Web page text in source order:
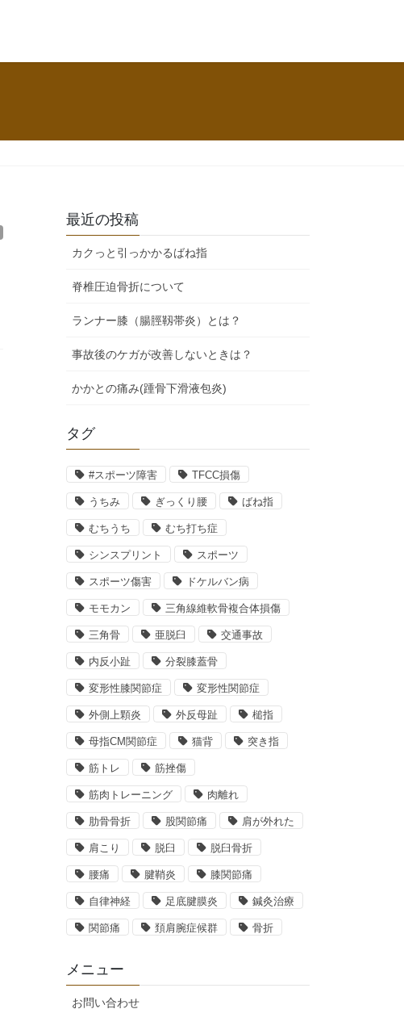
最近の投稿
カクっと引っかかるばね指
脊椎圧迫骨折について
ランナー膝（腸脛靱帯炎）とは？
事故後のケガが改善しないときは？
かかとの痛み(踵骨下滑液包炎)
タグ
#スポーツ障害 TFCC損傷
うちみ ぎっくり腰 ばね指
むちうち むち打ち症
シンスプリント スポーツ
スポーツ傷害 ドケルバン病
モモカン 三角線維軟骨複合体損傷
三角骨 亜脱臼 交通事故
内反小趾 分裂膝蓋骨
変形性膝関節症 変形性関節症
外側上顆炎 外反母趾 槌指
母指CM関節症 猫背 突き指
筋トレ 筋挫傷
筋肉トレーニング 肉離れ
肋骨骨折 股関節痛 肩が外れた
肩こり 脱臼 脱臼骨折
腰痛 腱鞘炎 膝関節痛
自律神経 足底腱膜炎 鍼灸治療
関節痛 頚肩腕症候群 骨折
メニュー
お問い合わせ